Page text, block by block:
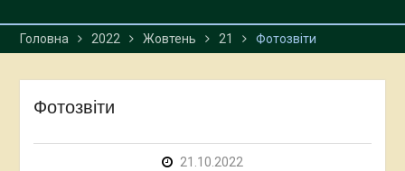
Головна 2022 Жовтень 21 Фотозвіти
Фотозвіти
21.10.2022